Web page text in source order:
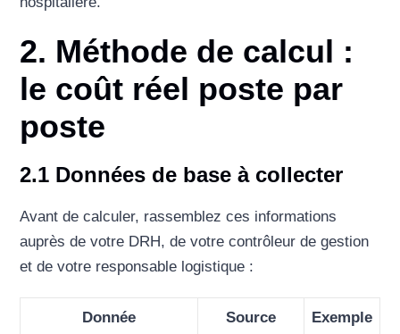
2. Méthode de calcul :
le coût réel poste par
poste
2.1 Données de base à collecter
Avant de calculer, rassemblez ces informations
auprès de votre DRH, de votre contrôleur de gestion
et de votre responsable logistique :
Donnée Source Exemple